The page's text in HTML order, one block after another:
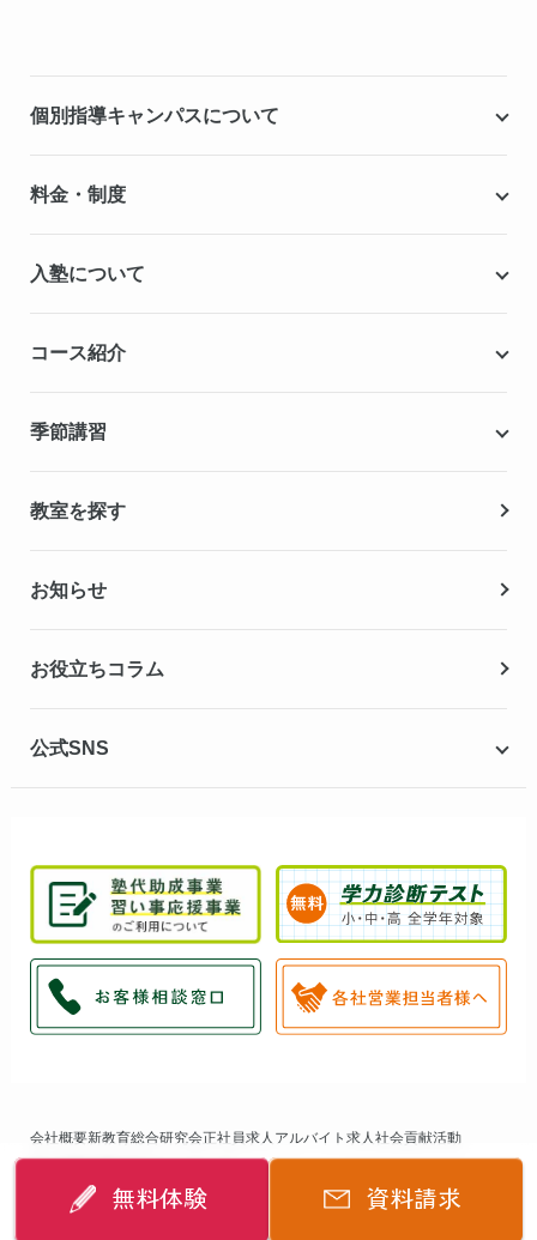
無料体験 資料請求
個別指導キャンパスについて
こだわりの個別指導専用教材
料金・制度
無料学力診断テスト
入塾について
無料体験授業
コース紹介
高校生の個別指導コース
季節講習
冬期講習
教室を探す
お知らせ
お役立ちコラム
公式SNS
会社概要新教育総合研究会正社員求人 アルバイト求人社会貢献活動